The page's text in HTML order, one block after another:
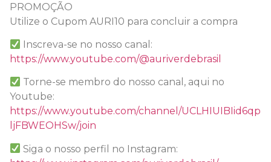
PROMOÇÃO
Utilize o Cupom AURI10 para concluir a compra
Inscreva-se no nosso canal:
https://www.youtube.com/@auriverdebrasil
Torne-se membro do nosso canal, aqui no
Youtube:
https://www.youtube.com/channel/UCLHIUIBIid6qp
ljFBWEOHSw/join
Siga o nosso perfil no Instagram: